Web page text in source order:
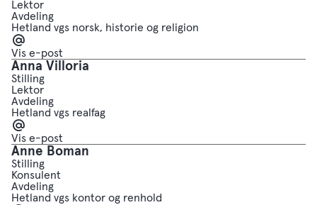
Lektor
Avdeling
Hetland vgs norsk, historie og religion
post
Vis e-post
Anna Villoria
Stilling
Lektor
Avdeling
Hetland vgs realfag
post
Vis e-post
Anne Boman
Stilling
Konsulent
Avdeling
Hetland vgs kontor og renhold